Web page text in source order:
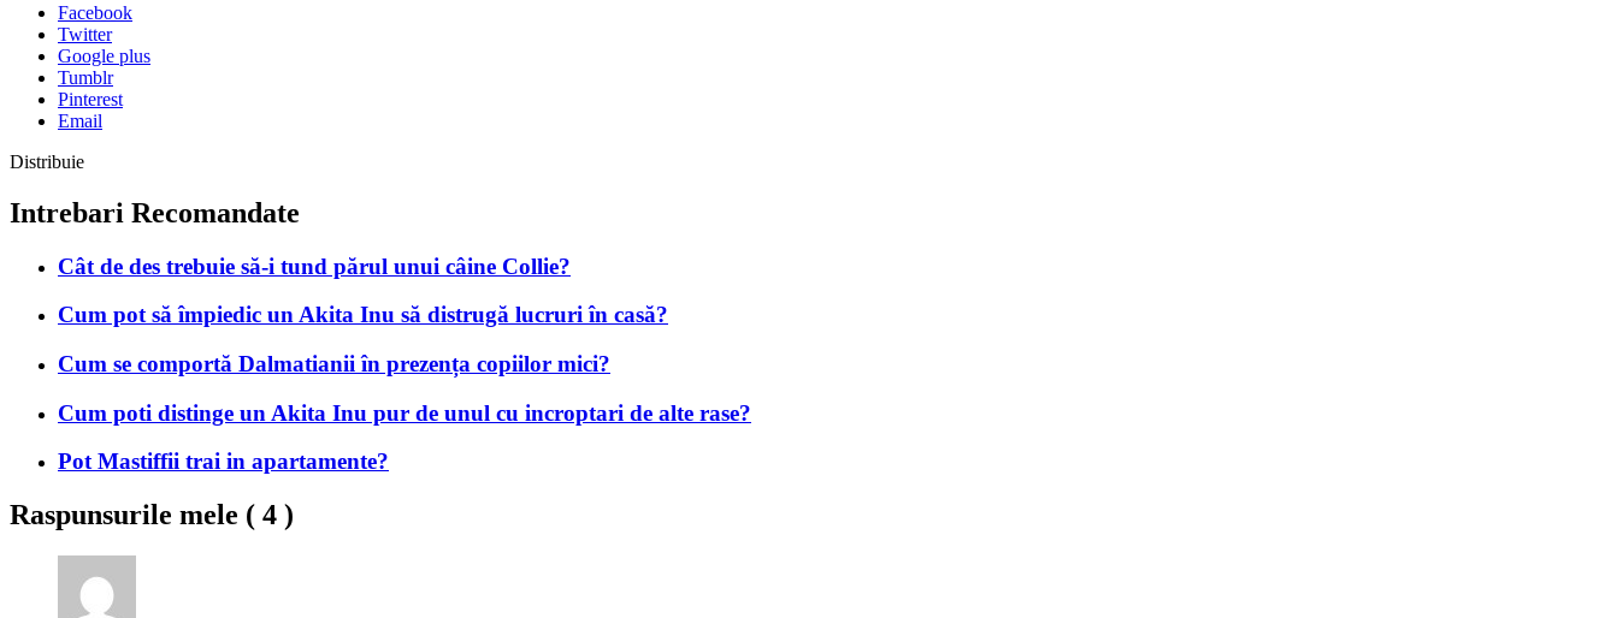
Facebook
Twitter
Google plus
Tumblr
Pinterest
Email
Distribuie
Intrebari Recomandate
Cât de des trebuie să-i tund părul unui câine Collie?
Cum pot să împiedic un Akita Inu să distrugă lucruri în casă?
Cum se comportă Dalmatianii în prezența copiilor mici?
Cum poti distinge un Akita Inu pur de unul cu incroptari de alte rase?
Pot Mastiffii trai in apartamente?
Raspunsurile mele ( 4 )